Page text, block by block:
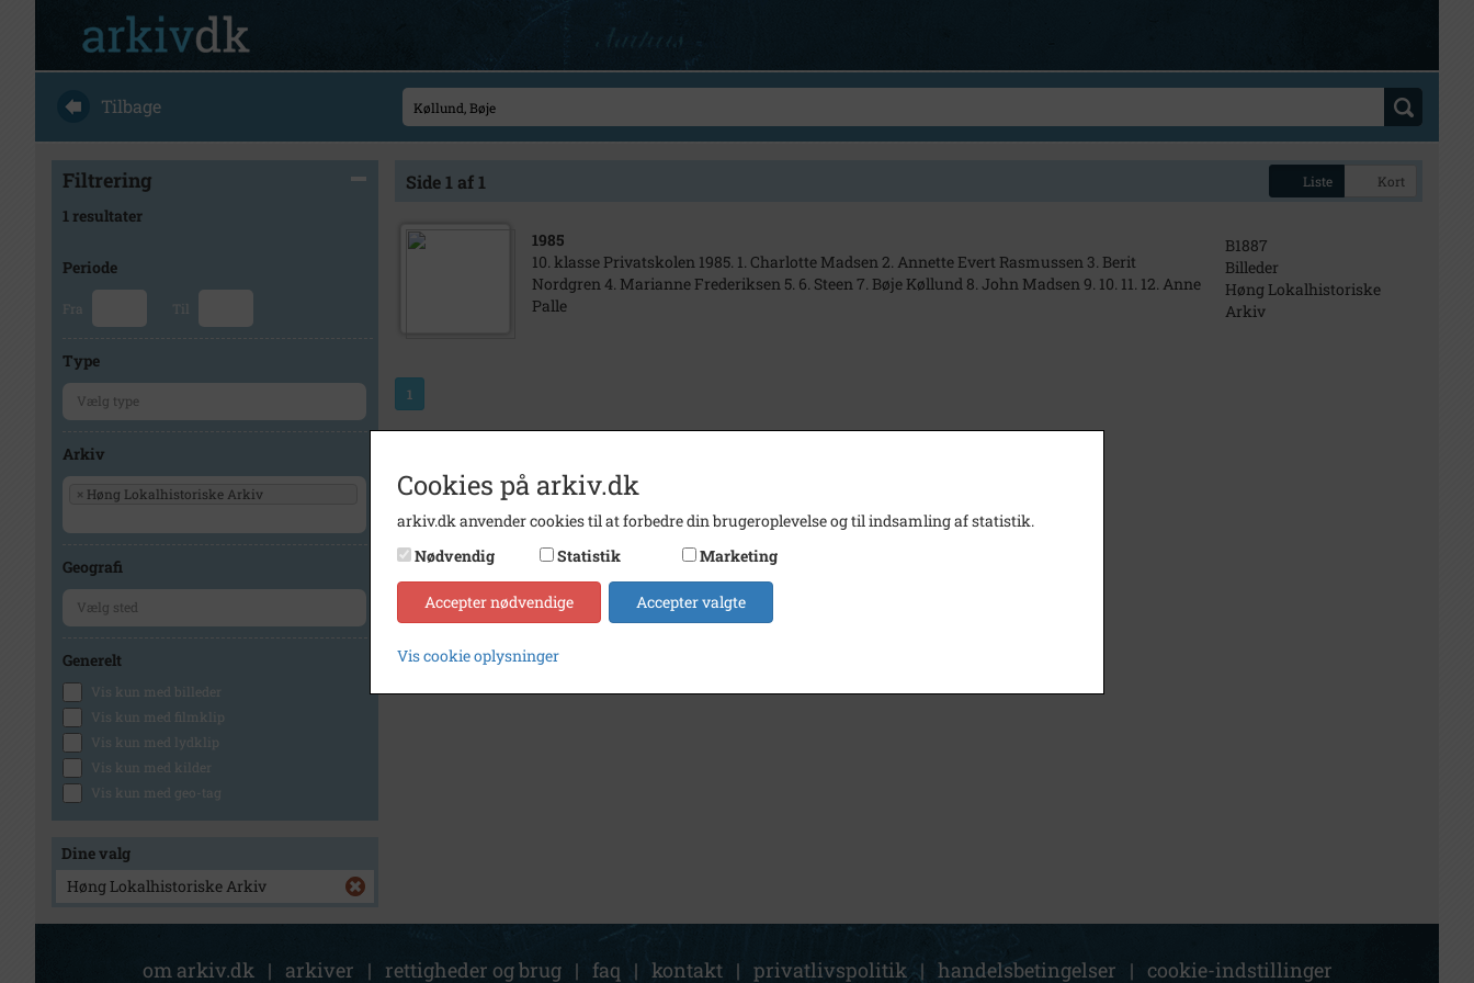
Tilbage
Filtrering
1 resultater
Periode
Fra Til
Type
Arkiv
× Høng Lokalhistoriske Arkiv
Geografi
Generelt
Vis kun med billeder
Vis kun med filmklip
Vis kun med lydklip
Vis kun med kilder
Vis kun med geo-tag
Dine valg
Høng Lokalhistoriske Arkiv
Side 1 af 1 Liste Kort
1985
10. klasse Privatskolen 1985. 1. Charlotte Madsen 2. Annette Evert Rasmussen 3. Berit
Nordgren 4. Marianne Frederiksen 5. 6. Steen 7. Bøje Køllund 8. John Madsen 9. 10. 11. 12. Anne
Palle
B1887
Billeder
Høng Lokalhistoriske
Arkiv
1
om arkiv.dk | arkiver | rettigheder og brug | faq | kontakt | privatlivspolitik | handelsbetingelser | cookie-indstillinger
Cookies på arkiv.dk
arkiv.dk anvender cookies til at forbedre din brugeroplevelse og til indsamling af statistik.
Nødvendig
Statistik Marketing
Accepter nødvendige Accepter valgte
Vis cookie oplysninger